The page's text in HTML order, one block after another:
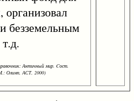
безземельным
Античный мир. Cост.
Олимп, АСТ, 2000)